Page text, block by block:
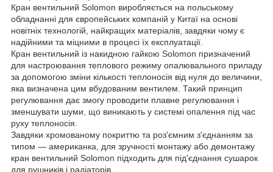
Кран вентильний Solomon виробляється на польському
обладнанні для європейських компаній у Китаї на основі
новітніх технологій, найкращих матеріалів, завдяки чому є
надійними та міцними в процесі їх експлуатації.
Кран вентильний із накидною гайкою Solomon призначений
для настроювання теплового режиму опалювального приладу
за допомогою зміни кількості теплоносія від нуля до величини,
яка визначена цим вбудованим вентилем. Такий принцип
регулювання дає змогу проводити плавне регулювання і
зменшувати шуми, що виникають у системі опалення під час
руху теплоносія.
Завдяки хромованому покриттю та роз'ємним з'єднанням за
типом — американка, для зручності монтажу або демонтажу
кран вентильний Solomon підходить для під'єднання сушарок
для рушників і радіаторів.